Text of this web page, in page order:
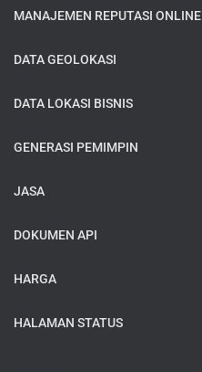
MANAJEMEN REPUTASI ONLINE
DATA GEOLOKASI
DATA LOKASI BISNIS
GENERASI PEMIMPIN
JASA
DOKUMEN API
HARGA
HALAMAN STATUS